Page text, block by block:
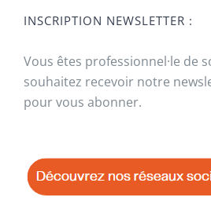
INSCRIPTION NEWSLETTER :
Vous êtes professionnel·le de
souhaitez recevoir notre
pour vous abonner.